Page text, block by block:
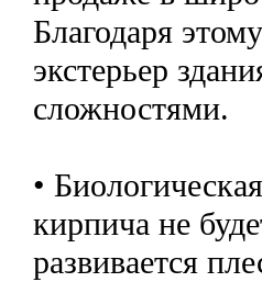
Благодаря
экстерьер
сложностями.
•
кирпича не
развивается